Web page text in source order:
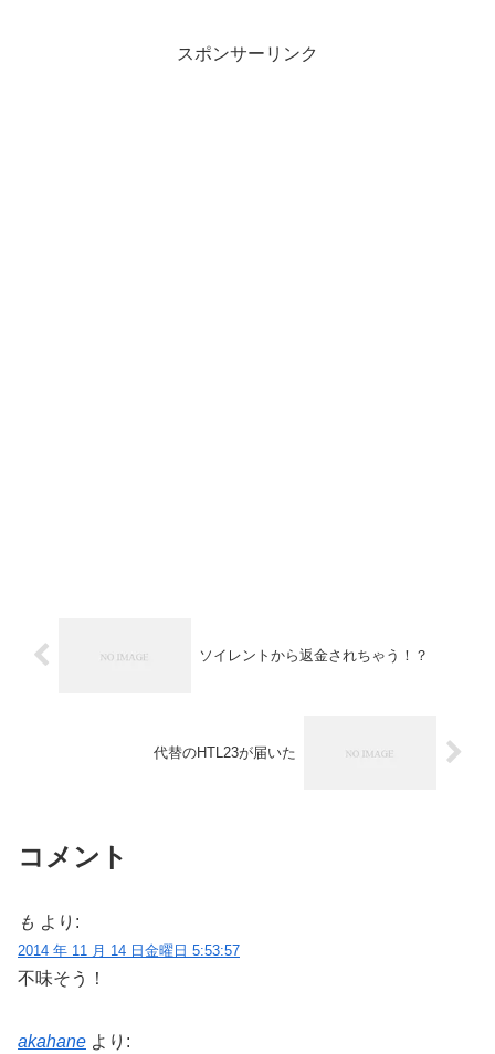
スポンサーリンク
ソイレントから返金されちゃう！？
代替のHTL23が届いた
コメント
も より:
2014 年 11 月 14 日金曜日 5:53:57
不味そう！
akahane より: